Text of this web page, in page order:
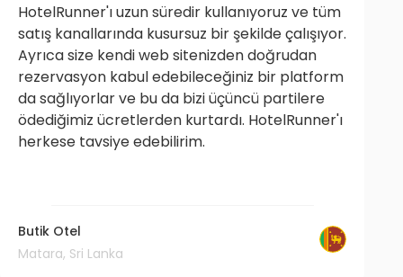
HotelRunner'ı uzun süredir kullanıyoruz ve tüm
satış kanallarında kusursuz bir şekilde çalışıyor.
Ayrıca size kendi web sitenizden doğrudan
rezervasyon kabul edebileceğiniz bir platform
da sağlıyorlar ve bu da bizi üçüncü partilere
ödediğimiz ücretlerden kurtardı. HotelRunner'ı
herkese tavsiye edebilirim.
Butik Otel
Matara, Sri Lanka